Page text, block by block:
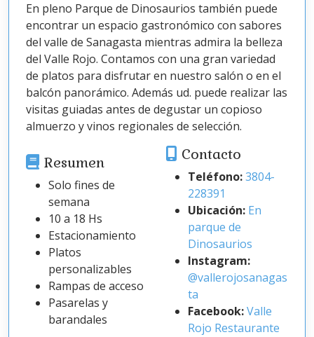
En pleno Parque de Dinosaurios también puede
encontrar un espacio gastronómico con sabores
del valle de Sanagasta mientras admira la belleza
del Valle Rojo. Contamos con una gran variedad
de platos para disfrutar en nuestro salón o en el
balcón panorámico. Además ud. puede realizar las
visitas guiadas antes de degustar un copioso
almuerzo y vinos regionales de selección.
Resumen
Solo fines de
semana
10 a 18 Hs
Estacionamiento
Platos
personalizables
Rampas de acceso
Pasarelas y
barandales
Contacto
Teléfono:3804-
228391
Ubicación: En
parque de
Dinosaurios
Instagram:
@vallerojosanagas
ta
Facebook:Valle
Rojo Restaurante